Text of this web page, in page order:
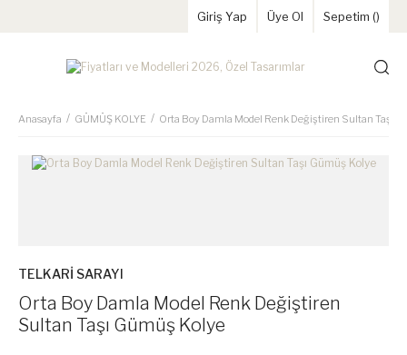
Giriş Yap Üye Ol Sepetim ()
Anasayfa GÜMÜŞ KOLYE Orta Boy Damla Model Renk Değiştiren Sultan Taşı
TELKARİ SARAYI
Orta Boy Damla Model Renk Değiştiren
Sultan Taşı Gümüş Kolye